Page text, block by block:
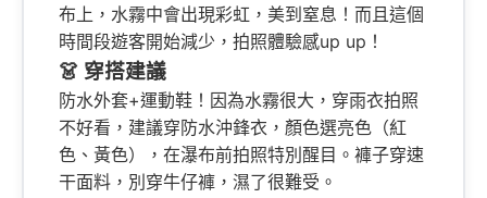
布上，水霧中會出現彩虹，美到窒息！而且這個
時間段遊客開始減少，拍照體驗感up up！
👗 穿搭建議
防水外套+運動鞋！因為水霧很大，穿雨衣拍照
不好看，建議穿防水沖鋒衣，顏色選亮色（紅
色、黃色），在瀑布前拍照特別醒目。褲子穿速
干面料，別穿牛仔褲，濕了很難受。